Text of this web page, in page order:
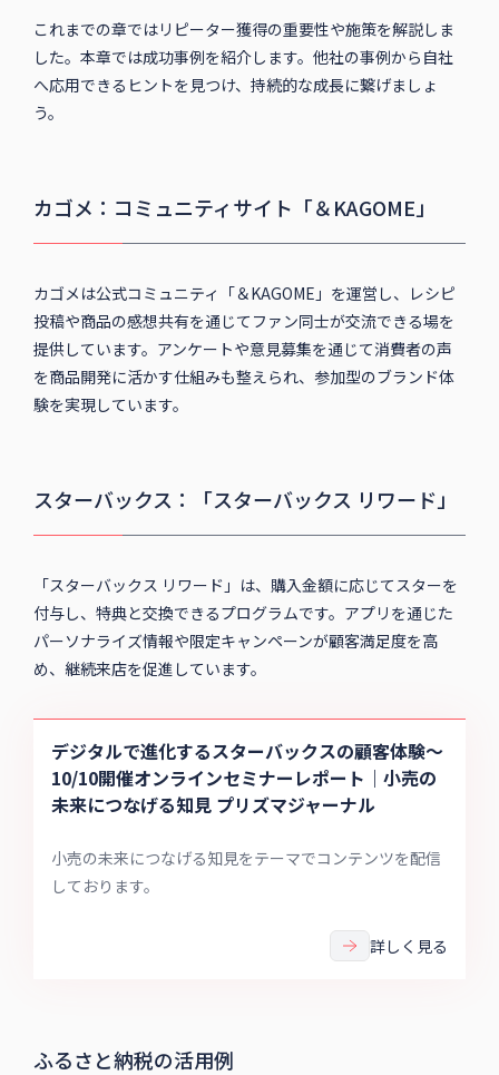
これまでの章ではリピーター獲得の重要性や施策を解説しま
した。本章では成功事例を紹介します。他社の事例から自社
へ応用できるヒントを見つけ、持続的な成長に繋げましょ
う。
カゴメ：コミュニティサイト「＆KAGOME」
カゴメは公式コミュニティ「＆KAGOME」を運営し、レシピ
投稿や商品の感想共有を通じてファン同士が交流できる場を
提供しています。アンケートや意見募集を通じて消費者の声
を商品開発に活かす仕組みも整えられ、参加型のブランド体
験を実現しています。
スターバックス：「スターバックス リワード」
「スターバックス リワード」は、購入金額に応じてスターを
付与し、特典と交換できるプログラムです。アプリを通じた
パーソナライズ情報や限定キャンペーンが顧客満足度を高
め、継続来店を促進しています。
デジタルで進化するスターバックスの顧客体験〜
10/10開催オンラインセミナーレポート｜小売の
未来につなげる知見 プリズマジャーナル
小売の未来につなげる知見をテーマでコンテンツを配信
しております。
詳しく見る
ふるさと納税の活用例